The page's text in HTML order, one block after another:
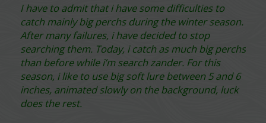
I have to admit that i have some difficulties to
catch mainly big perchs during the winter season.
After many failures, i have decided to stop
searching them. Today, i catch as much big perchs
than before while i’m search zander. For this
season, i like to use big soft lure between 5 and 6
inches, animated slowly on the background, luck
does the rest.